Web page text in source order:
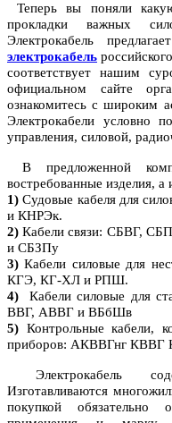
Теперь вы поняли
прокладки важных
Электрокабель
электрокабель
соответствует нашим
официальном сайте
ознакомитесь с широким
Электрокабели условно
управления, силовой,
В предложенной
востребованные изделия, а
1) Судовые кабеля для
и КНРЭк.
2) Кабели связи: СБВГ,
и СБЗПу
3) Кабели силовые для
КГЭ, КГ-ХЛ и РПШ.
4) Кабели силовые для
ВВГ, АВВГ и ВБбШв
5) Контрольные кабели,
приборов: АКВВГнг КВВГ
Электрокабель
Изготавливаются
покупкой обязательно